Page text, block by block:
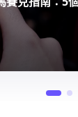
使用Luma AI